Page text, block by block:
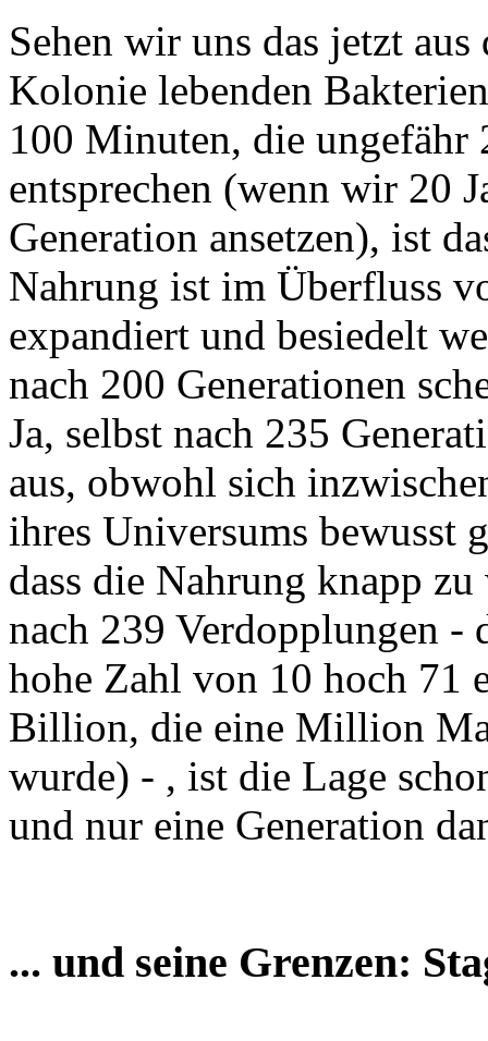
Sehen wir uns das jetzt
Kolonie lebenden
100 Minuten, die ungefähr
entsprechen (wenn wir 20
Generation ansetzen), ist
Nahrung ist im Überfluss
expandiert und besiedelt
nach 200 Generationen
Ja, selbst nach 235
aus, obwohl sich
ihres Universums bewusst
dass die Nahrung knapp
nach 239 Verdopplungen -
hohe Zahl von 10 hoch 71
Billion, die eine Million
wurde) - , ist die Lage
und nur eine Generation
... und seine Grenzen: